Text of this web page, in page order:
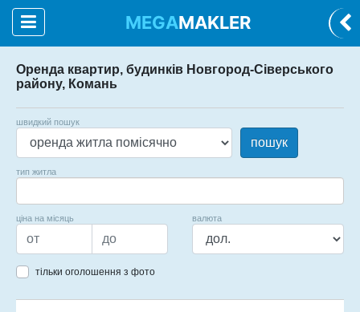
MEGAMAKLER
Оренда квартир, будинків Новгород-Сіверського
району, Комань
швидкий пошук
пошук
тип житла
ціна на місяць валюта
тільки оголошення з фото